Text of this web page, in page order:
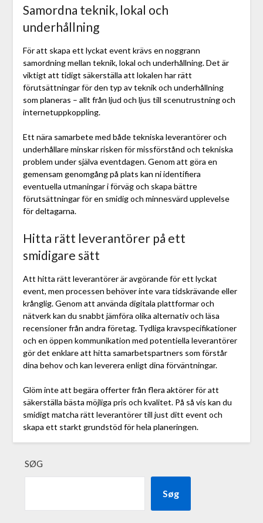
Samordna teknik, lokal och
underhållning
För att skapa ett lyckat event krävs en noggrann
samordning mellan teknik, lokal och underhållning. Det är
viktigt att tidigt säkerställa att lokalen har rätt
förutsättningar för den typ av teknik och underhållning
som planeras – allt från ljud och ljus till scenutrustning och
internetuppkoppling.
Ett nära samarbete med både tekniska leverantörer och
underhållare minskar risken för missförstånd och tekniska
problem under själva eventdagen. Genom att göra en
gemensam genomgång på plats kan ni identifiera
eventuella utmaningar i förväg och skapa bättre
förutsättningar för en smidig och minnesvärd upplevelse
för deltagarna.
Hitta rätt leverantörer på ett
smidigare sätt
Att hitta rätt leverantörer är avgörande för ett lyckat
event, men processen behöver inte vara tidskrävande eller
krånglig. Genom att använda digitala plattformar och
nätverk kan du snabbt jämföra olika alternativ och läsa
recensioner från andra företag. Tydliga kravspecifikationer
och en öppen kommunikation med potentiella leverantörer
gör det enklare att hitta samarbetspartners som förstår
dina behov och kan leverera enligt dina förväntningar.
Glöm inte att begära offerter från flera aktörer för att
säkerställa bästa möjliga pris och kvalitet. På så vis kan du
smidigt matcha rätt leverantörer till just ditt event och
skapa ett starkt grundstöd för hela planeringen.
SØG
Søg